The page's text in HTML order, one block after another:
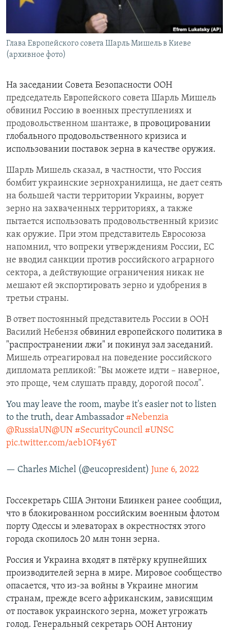
English
Русский
Все сайты Радио Азатутюн
Глава Европейского совета Шарль Мишель в Киеве
(архивное фото)
На заседании Совета Безопасности ООН
председатель Европейского совета Шарль Мишель
обвинил Россию в военных преступлениях и
продовольственном шантаже, в провоцировании
глобального продовольственного кризиса и
использовании поставок зерна в качестве оружия.
Шарль Мишель сказал, в частности, что Россия
бомбит украинские зернохранилища, не дает сеять
на большей части территории Украины, ворует
зерно на захваченных территориях, а также
пытается использовать продовольственный кризис
как оружие. При этом представитель Евросоюза
напомнил, что вопреки утверждениям России, ЕС
не вводил санкции против российского аграрного
сектора, а действующие ограничения никак не
мешают ей экспортировать зерно и удобрения в
третьи страны.
В ответ постоянный представитель России в ООН
Василий Небензя обвинил европейского политика в
"распространении лжи" и покинул зал заседаний.
Мишель отреагировал на поведение российского
дипломата репликой: "Вы можете идти – наверное,
это проще, чем слушать правду, дорогой посол".
You may leave the room, maybe it's easier not to listen
to the truth, dear Ambassador #Nebenzia
@RussiaUN@UN #SecurityCouncil #UNSC
pic.twitter.com/aeb1OF4y6T
— Charles Michel (@eucopresident) June 6, 2022
Госсекретарь США Энтони Блинкен ранее сообщил,
что в блокированном российским военным флотом
порту Одессы и элеваторах в окрестностях этого
города скопилось 20 млн тонн зерна.
Россия и Украина входят в пятёрку крупнейших
производителей зерна в мире. Мировое сообщество
опасается, что из-за войны в Украине многим
странам, прежде всего африканским, зависящим
от поставок украинского зерна, может угрожать
голод. Генеральный секретарь ООН Антониу